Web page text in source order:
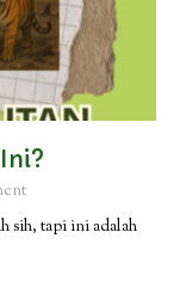
sih, tapi ini adalah